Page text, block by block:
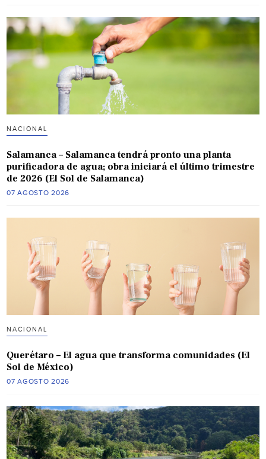
NACIONAL
Salamanca – Salamanca tendrá pronto una planta
purificadora de agua; obra iniciará el último trimestre
de 2026 (El Sol de Salamanca)
07 AGOSTO 2026
NACIONAL
Querétaro – El agua que transforma comunidades (El
Sol de México)
07 AGOSTO 2026